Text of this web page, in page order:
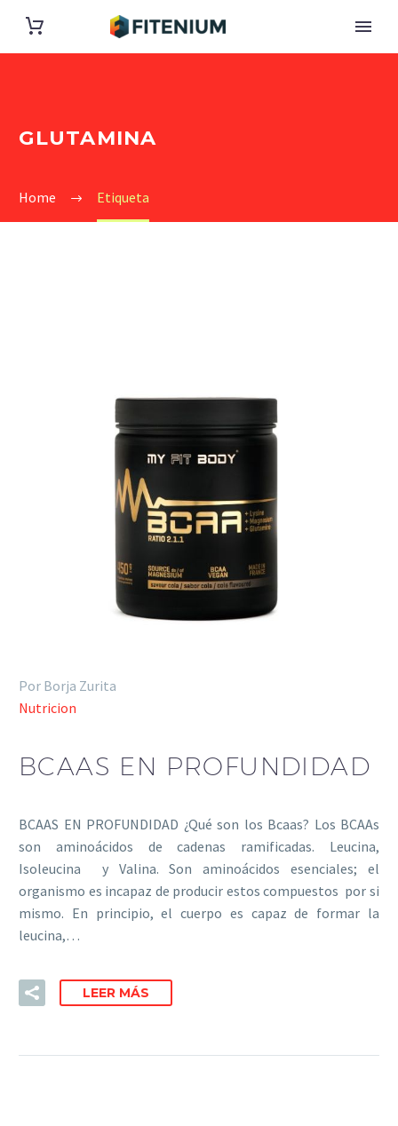
GLUTAMINA
Home Etiqueta
Por Borja Zurita
Nutricion
BCAAS EN PROFUNDIDAD
BCAAS EN PROFUNDIDAD ¿Qué son los Bcaas? Los BCAAs
son aminoácidos de cadenas ramificadas. Leucina,
Isoleucina y Valina. Son aminoácidos esenciales; el
organismo es incapaz de producir estos compuestos por si
mismo. En principio, el cuerpo es capaz de formar la
leucina,…
LEER MÁS